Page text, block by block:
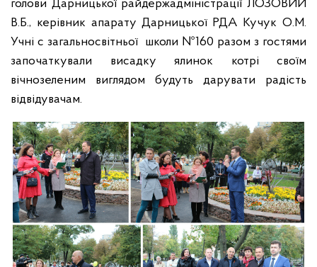
голови Дарницької райдержадміністрації ЛОЗОВИЙ
В.Б., керівник апарату Дарницької РДА Кучук О.М.
Учні с загальносвітньої школи №160 разом з гостями
започаткували висадку ялинок котрі своїм
вічнозеленим виглядом будуть дарувати радість
відвідувачам.